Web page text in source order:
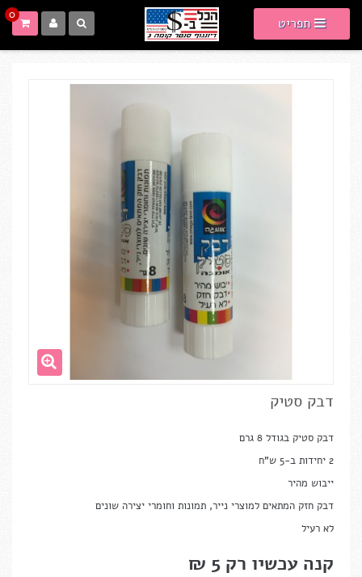
תפריט 0
דבק סטיק
דבק סטיק בגודל 8 גרם
2 יחידות ב-5 ש"ח
ייבוש מהיר
דבק חזק המתאים למוצרי נייר, תמונות וחומרי יצירה שונים
לא רעיל
קנה עכשיו רק 5 ₪‎